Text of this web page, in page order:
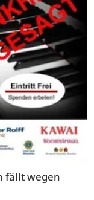
fällt wegen